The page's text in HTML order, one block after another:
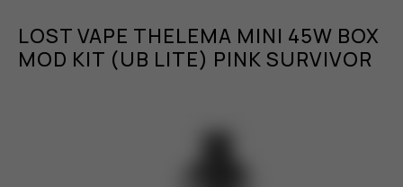
LOST VAPE THELEMA MINI 45W BOX
MOD KIT (UB LITE) PINK SURVIVOR